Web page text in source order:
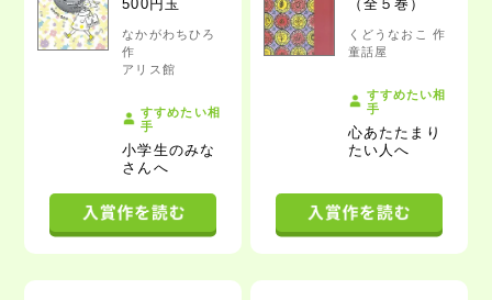
500円玉
なかがわちひろ
作
アリス館
すすめたい相
手
小学生のみな
さん へ
（全５巻）
くどうなおこ 作
童話屋
すすめたい相
手
心あたたまり
たい人へ